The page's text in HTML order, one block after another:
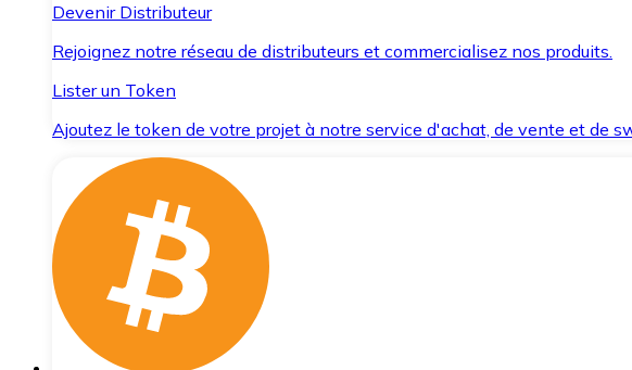
Devenir Distributeur
Rejoignez notre réseau de distributeurs et commercialisez nos produits.
Lister un Token
Ajoutez le token de votre projet à notre service d'achat, de vente et de